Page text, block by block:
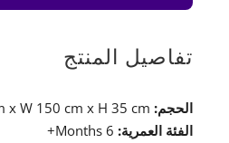
تفاصيل المنتج
الحجم:
الفئة العمرية: